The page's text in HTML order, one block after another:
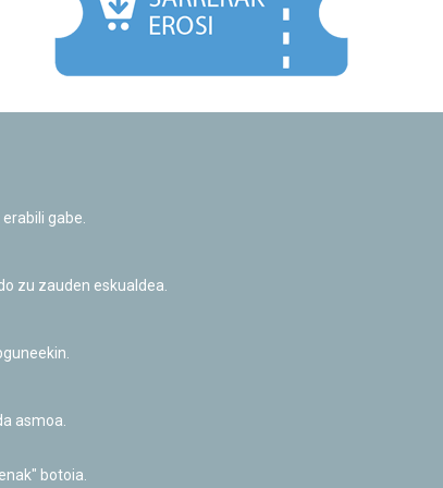
Informazio publikoa eskatzeko baimena
gabe.
zu zauden eskualdea.
asmoa.
botoia.